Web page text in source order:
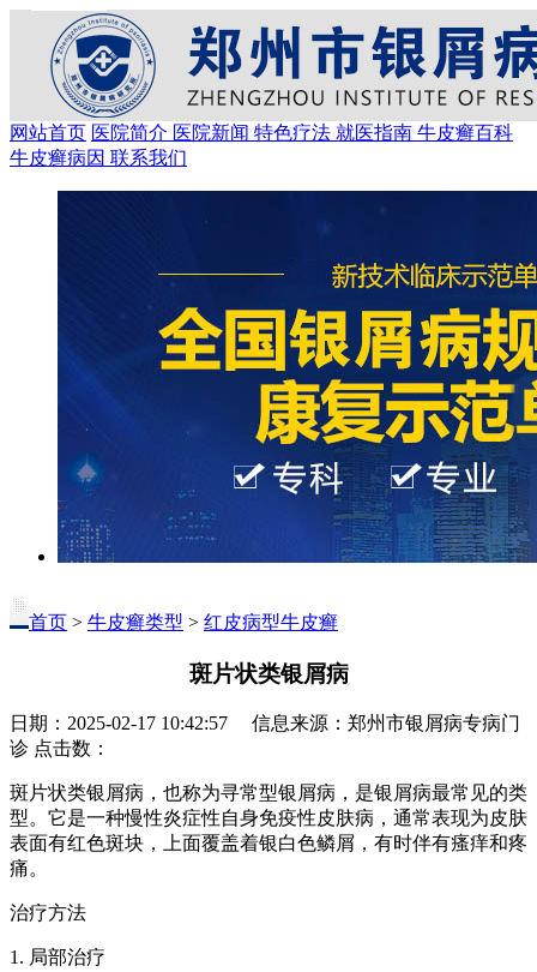
网站首页 医院简介 医院新闻 特色疗法 就医指南 牛皮癣百科
牛皮癣病因 联系我们
首页 > 牛皮癣类型 > 红皮病型牛皮癣
斑片状类银屑病
日期：2025-02-17 10:42:57 信息来源：郑州市银屑病专病门
诊 点击数：
斑片状类银屑病，也称为寻常型银屑病，是银屑病最常见的类
型。它是一种慢性炎症性自身免疫性皮肤病，通常表现为皮肤
表面有红色斑块，上面覆盖着银白色鳞屑，有时伴有瘙痒和疼
痛。
治疗方法
1. 局部治疗